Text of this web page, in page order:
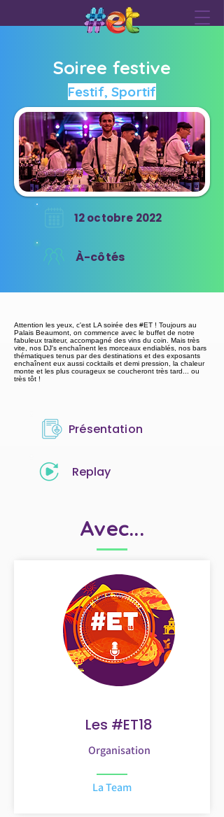
Soiree festive
Festif, Sportif
12 octobre 2022
À-côtés
Attention les yeux, c'est LA soirée des #ET ! Toujours au
Palais Beaumont, on commence avec le buffet de notre
fabuleux traiteur, accompagné des vins du coin. Mais très
vite, nos DJ's enchaînent les morceaux endiablés, nos bars
thématiques tenus par des destinations et des exposants
enchaînent eux aussi cocktails et demi pression, la chaleur
monte et les plus courageux se coucheront très tard... ou
très tôt !
Présentation
Replay
Avec...
Les #ET18
Organisation
La Team